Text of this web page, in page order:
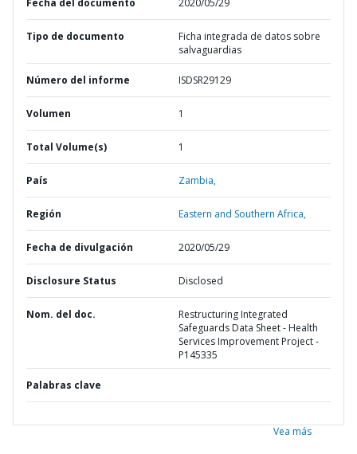
Fecha del documento 2020/05/29
Tipo de documento
Ficha integrada de datos sobre
salvaguardias
Número del informe ISDSR29129
Volumen 1
Total Volume(s) 1
País Zambia,
Región Eastern and Southern Africa,
Fecha de divulgación 2020/05/29
Disclosure Status Disclosed
Nom. del doc.
Restructuring Integrated
Safeguards Data Sheet - Health
Services Improvement Project -
P145335
Palabras clave
Vea más